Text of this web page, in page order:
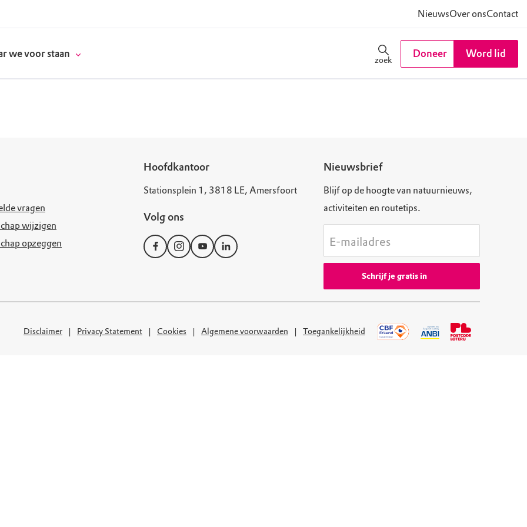
NieuwsOver onsContact
we voor staan
zoek
Doneer Word lid
vragen
wijzigen
opzeggen
Hoofdkantoor
Stationsplein 1, 3818 LE, Amersfoort
Volg ons
Nieuwsbrief
Blijf op de hoogte van natuurnieuws,
activiteiten en routetips.
E-mailadres
Schrijf je gratis in
Disclaimer Privacy Statement Cookies Algemene voorwaarden Toegankelijkheid